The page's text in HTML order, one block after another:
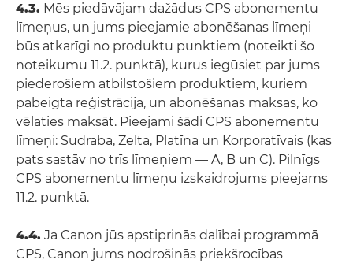
4.3. Mēs piedāvājam dažādus CPS abonementu
līmeņus, un jums pieejamie abonēšanas līmeņi
būs atkarīgi no produktu punktiem (noteikti šo
noteikumu 11.2. punktā), kurus iegūsiet par jums
piederošiem atbilstošiem produktiem, kuriem
pabeigta reģistrācija, un abonēšanas maksas, ko
vēlaties maksāt. Pieejami šādi CPS abonementu
līmeņi: Sudraba, Zelta, Platīna un Korporatīvais (kas
pats sastāv no trīs līmeņiem — A, B un C). Pilnīgs
CPS abonementu līmeņu izskaidrojums pieejams
11.2. punktā.
4.4. Ja Canon jūs apstiprinās dalībai programmā
CPS, Canon jums nodrošinās priekšrocības